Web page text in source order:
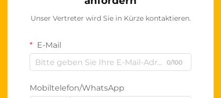
Unser Vertreter wird Sie in Kürze kontaktieren.
E-Mail
0/100
Mobiltelefon/WhatsApp